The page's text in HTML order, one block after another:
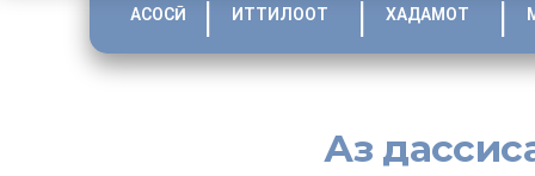
АСОСӢ ИТТИЛООТ ХАДАМОТ
Аз